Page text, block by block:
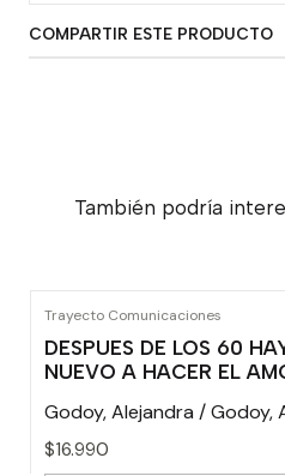
COMPARTIR ESTE PRODUCTO
También podría
Trayecto Comunicaciones
DESPUES DE LOS 60
NUEVO A HACER EL
Godoy, Alejandra / Godoy,
$16.990